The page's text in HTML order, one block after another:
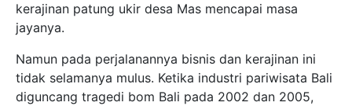
kerajinan patung ukir desa Mas mencapai masa
jayanya.
Namun pada perjalanannya bisnis dan kerajinan ini
tidak selamanya mulus. Ketika industri pariwisata Bali
diguncang tragedi bom Bali pada 2002 dan 2005,